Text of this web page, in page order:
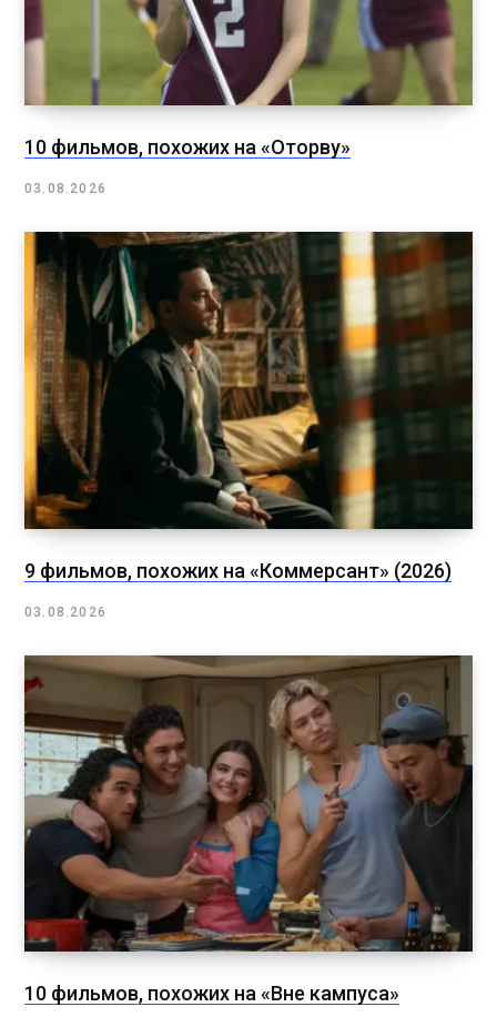
10 фильмов, похожих на «Оторву»
03.08.2026
9 фильмов, похожих на «Коммерсант» (2026)
03.08.2026
10 фильмов, похожих на «Вне кампуса»